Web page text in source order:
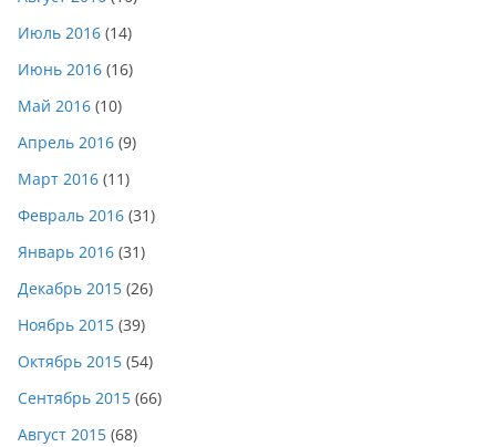
Июль 2016 (14)
Июнь 2016 (16)
Май 2016 (10)
Апрель 2016 (9)
Март 2016 (11)
Февраль 2016 (31)
Январь 2016 (31)
Декабрь 2015 (26)
Ноябрь 2015 (39)
Октябрь 2015 (54)
Сентябрь 2015 (66)
Август 2015 (68)